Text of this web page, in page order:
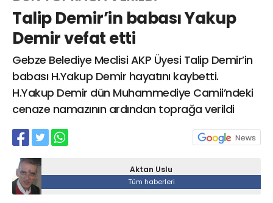
Talip Demir’in babası Yakup
Demir vefat etti
Gebze Belediye Meclisi AKP Üyesi Talip Demir’in
babası H.Yakup Demir hayatını kaybetti.
H.Yakup Demir dün Muhammediye Camii’ndeki
cenaze namazının ardından toprağa verildi
Aktan Uslu
Tüm haberleri
Hacı Halil
Caddesi, Beşiroğlu
(BİLKAR)Gebze -